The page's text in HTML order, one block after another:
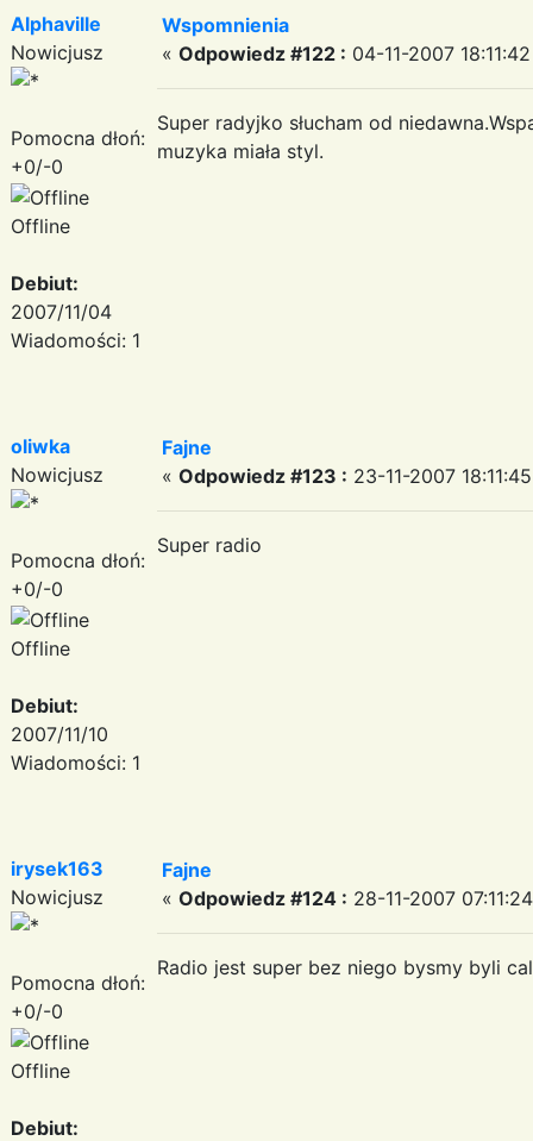
Alphaville
Nowicjusz
Pomocna dłoń:
+0/-0
Offline
Debiut:
2007/11/04
Wiadomości: 1
Wspomnienia
« Odpowiedz #122 : 04-11-2007
Super radyjko słucham od
muzyka miała styl.
oliwka
Nowicjusz
Pomocna dłoń:
+0/-0
Offline
Debiut:
2007/11/10
Wiadomości: 1
Fajne
« Odpowiedz #123 : 23-11-2007
Super radio
irysek163
Nowicjusz
Pomocna dłoń:
+0/-0
Offline
Debiut:
Fajne
« Odpowiedz #124 : 28-11-2007
Radio jest super bez niego bysmy byli